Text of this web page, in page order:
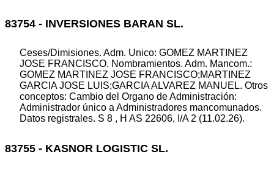
83754 - INVERSIONES BARAN SL.
Ceses/Dimisiones. Adm. Unico: GOMEZ MARTINEZ
JOSE FRANCISCO. Nombramientos. Adm. Mancom.:
GOMEZ MARTINEZ JOSE FRANCISCO;MARTINEZ
GARCIA JOSE LUIS;GARCIA ALVAREZ MANUEL. Otros
conceptos: Cambio del Organo de Administración:
Administrador único a Administradores mancomunados.
Datos registrales. S 8 , H AS 22606, I/A 2 (11.02.26).
83755 - KASNOR LOGISTIC SL.